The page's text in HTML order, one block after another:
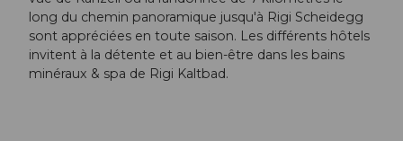
long du chemin panoramique jusqu'à Rigi Scheidegg
sont appréciées en toute saison. Les différents hôtels
invitent à la détente et au bien-être dans les bains
minéraux & spa de Rigi Kaltbad.